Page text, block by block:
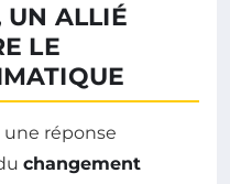
UN ALLIÉ
LE
réponse
changement